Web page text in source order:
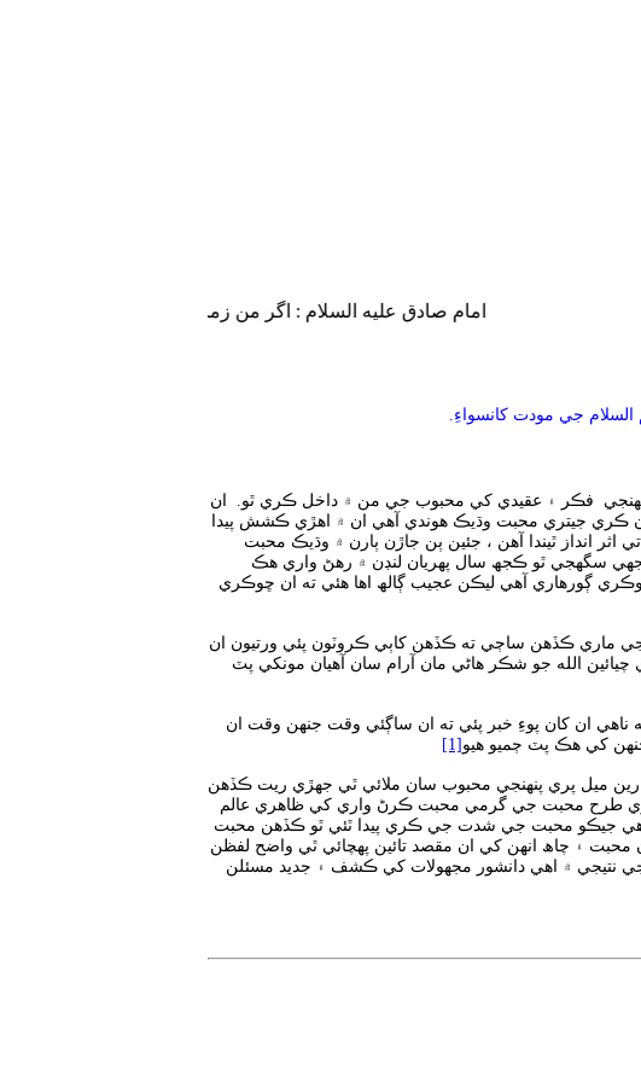
امام صادق علیه السلام : اگر من زمان او (حضرت مهدی علیه
السلام جي مودت کانسواءِ.
فڪر ۽ عقيدي کي محبوب جي من ۾ داخل ڪري ٿو. ان
ڪري جيتري محبت وڌيڪ هوندي آهي ان ۾ اهڙي ڪشش پيدا
انداز ٿيندا آهن ، جئين ٻن جاڙن ٻارن ۾ وڌيڪ محبت
سگهجي ٿو ڪجھ سال پهريان لنڊن ۾ رهڻ واري هڪ
ڇوڪري ڳورهاري آهي ليڪن عجيب ڳالھ اها هئي ته ان ڇوڪري
جي ماري ڪڏهن ساڄي ته ڪڏهن کاٻي ڪروٽون پئي ورتيون ان
الله جو شڪر هاڻي مان آرام سان آهيان مونکي پٽ
ان کان پوءِ خبر پئي ته ان ساڳئي وقت جنهن وقت ان
کي هڪ پٽ ڄميو هيو [1]
ميل پري پنهنجي محبوب سان ملائي ٿي جهڙي ريت ڪڏهن
طرح محبت جي گرمي محبت ڪرڻ واري کي ظاهري عالم
جيڪو محبت جي شدت جي ڪري پيدا ٿئي ٿو ڪڏهن محبت
۽ چاھ انهن کي ان مقصد تائين پهچائي ٿي واضح لفظن
۾ اهي دانشور مجھولات کي ڪشف ۽ جديد مسئلن